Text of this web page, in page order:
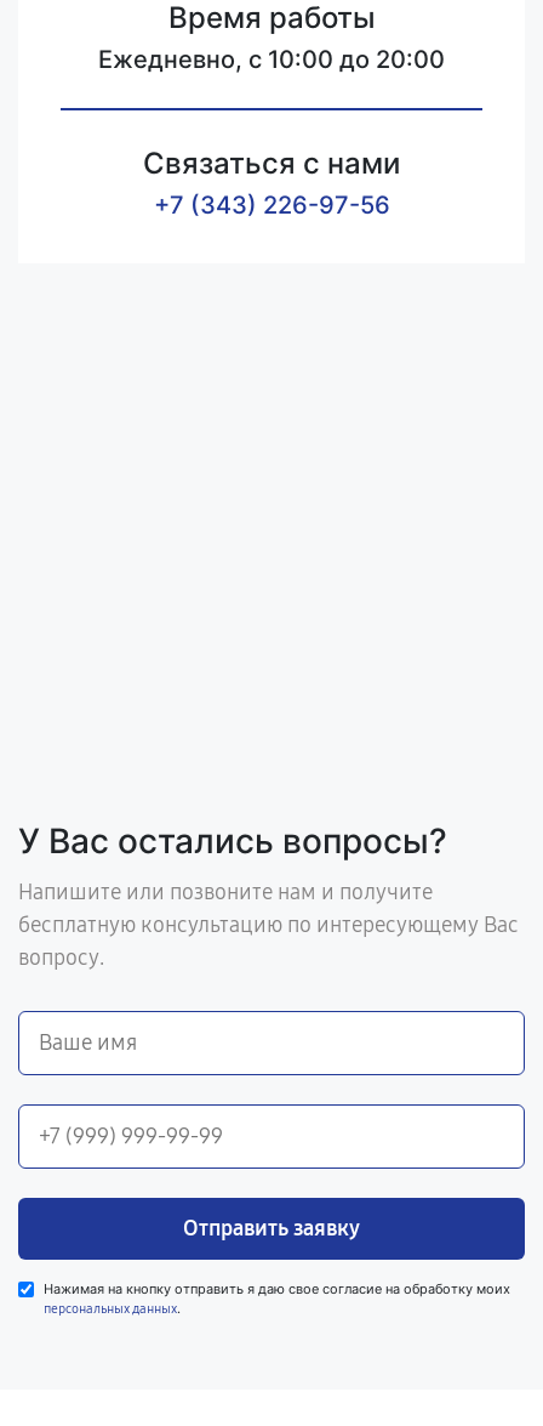
Время работы
Ежедневно, с 10:00 до 20:00
Связаться с нами
+7 (343) 226-97-56
У Вас остались вопросы?
Напишите или позвоните нам и получите
бесплатную консультацию по интересующему Вас
вопросу.
Отправить заявку
Нажимая на кнопку отправить я даю свое согласие на обработку моих
персональных данных.